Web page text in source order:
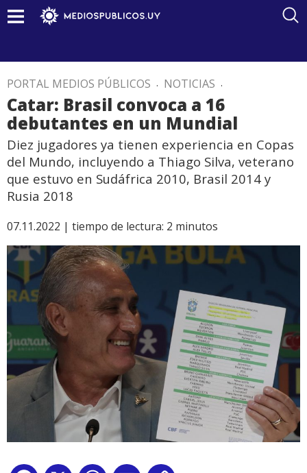
PORTAL MEDIOS PÚBLICOS . NOTICIAS .
Catar: Brasil convoca a 16
debutantes en un Mundial
Diez jugadores ya tienen experiencia en Copas
del Mundo, incluyendo a Thiago Silva, veterano
que estuvo en Sudáfrica 2010, Brasil 2014 y
Rusia 2018
07.11.2022 | tiempo de lectura: 2 minutos